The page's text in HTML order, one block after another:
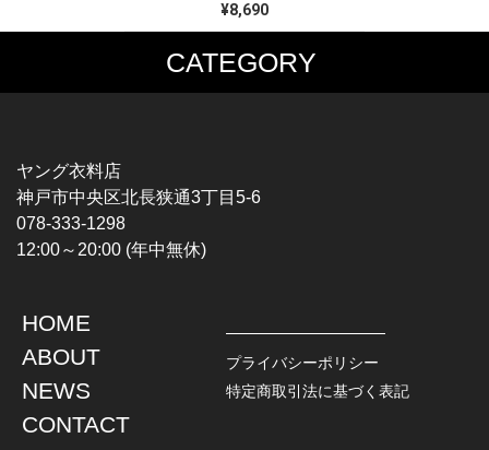
¥8,690
CATEGORY
MUSIC TEE
HARDCORE / PUNK
PROGLESSIVE ROCK
POPS
SOUL / R&B
T-SHIRTS
CHAMPION
TOPS
L / S SHIRT
S / S SHIRT
HAWAIIAN SHIRT
JACKET
DENIM
LEATHER
ヤング衣料店
神戸市中央区北長狭通3丁目5-6
078-333-1298
12:00～20:00 (年中無休)
HOME
ABOUT
NEWS
CONTACT
プライバシーポリシー
特定商取引法に基づく表記